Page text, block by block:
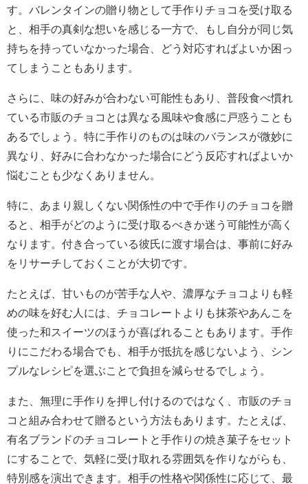
す。バレンタインの贈り物として手作りチョコを受け取る
と、相手の真剣な想いを感じる一方で、もし自分が同じ気
持ちを持っていなかった場合、どう対応すればよいか困っ
てしまうこともあります。
さらに、味の好みが合わない可能性もあり、普段食べ慣れ
ている市販のチョコとは異なる風味や食感に戸惑うことも
あるでしょう。特に手作りのものは味のバランスが微妙に
異なり、好みに合わなかった場合にどう反応すればよいか
悩むことも少なくありません。
特に、あまり親しくない関係性の中で手作りのチョコを贈
ると、相手がどのように受け取るべきか迷う可能性が高く
なります。付き合っている彼氏に渡す場合は、事前に好み
をリサーチしておくことが大切です。
たとえば、甘いものが苦手な人や、濃厚なチョコよりも軽
めの味を好む人には、チョコレートよりも抹茶やあんこを
使った和スイーツのほうが喜ばれることもあります。手作
りにこだわる場合でも、相手が抵抗を感じないよう、シン
プルなレシピを選ぶことで負担を減らせるでしょう。
また、無理に手作りを押し付けるのではなく、市販のチョ
コと組み合わせて贈るという方法もあります。たとえば、
有名ブランドのチョコレートと手作りの焼き菓子をセット
にすることで、気軽に受け取れる雰囲気を作りながらも、
特別感を演出できます。相手の性格や関係性に応じて、最